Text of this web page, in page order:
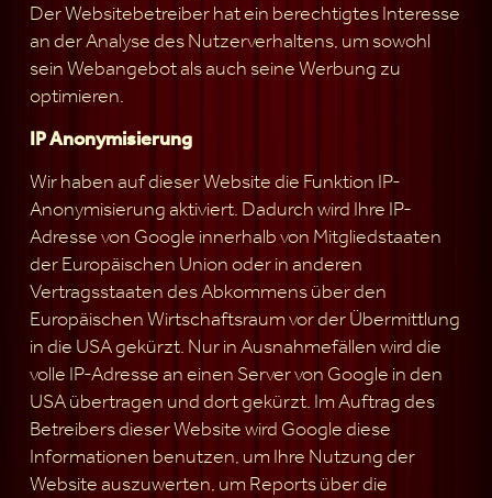
Der Websitebetreiber hat ein berechtigtes Interesse
an der Analyse des Nutzerverhaltens, um sowohl
sein Webangebot als auch seine Werbung zu
optimieren.
IP Anonymisierung
Wir haben auf dieser Website die Funktion IP-
Anonymisierung aktiviert. Dadurch wird Ihre IP-
Adresse von Google innerhalb von Mitgliedstaaten
der Europäischen Union oder in anderen
Vertragsstaaten des Abkommens über den
Europäischen Wirtschaftsraum vor der Übermittlung
in die USA gekürzt. Nur in Ausnahmefällen wird die
volle IP-Adresse an einen Server von Google in den
USA übertragen und dort gekürzt. Im Auftrag des
Betreibers dieser Website wird Google diese
Informationen benutzen, um Ihre Nutzung der
Website auszuwerten, um Reports über die